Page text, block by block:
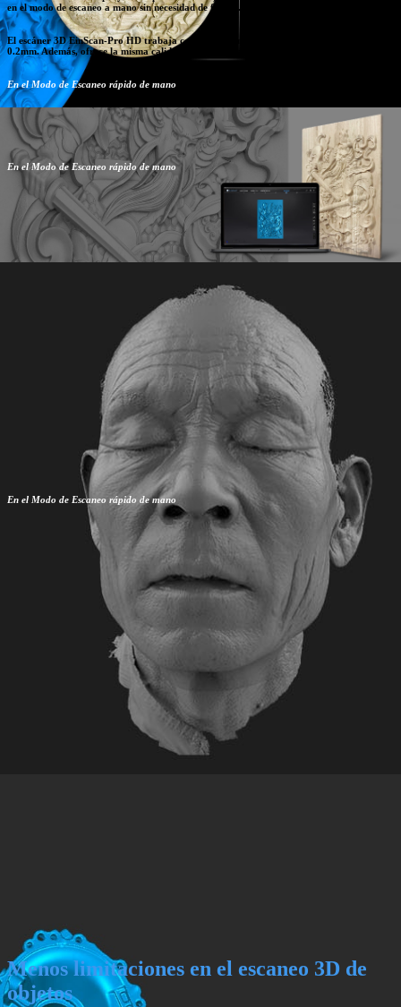
en el modo de escaneo a mano sin necesidad de fijarlo.
El escáner 3D EinScan-Pro HD trabaja con una distancia mínima entre puntos de hasta
0.2mm. Además, ofrece la misma calidad en resolución y exactitud que el escaneo fijo.
En el Modo de Escaneo rápido de mano
En el Modo de Escaneo rápido de mano
En el Modo de Escaneo rápido de mano
Menos limitaciones en el escaneo 3D de
objetos